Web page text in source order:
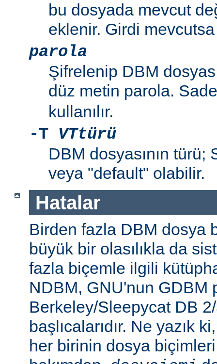
bu dosyada mevcut
eklenir. Girdi
parola
Şifrelenip DBM
düz metin parola.
kullanılır.
-T VTtürü
DBM dosyasının
veya "default" olabilir.
Hatalar
Birden fazla DBM dosya
büyük bir olasılıkla da
fazla biçemle ilgili
NDBM, GNU'nun GDBM
Berkeley/Sleepycat DB
başlıcalarıdır. Ne yazık
her birinin dosya biçimleri